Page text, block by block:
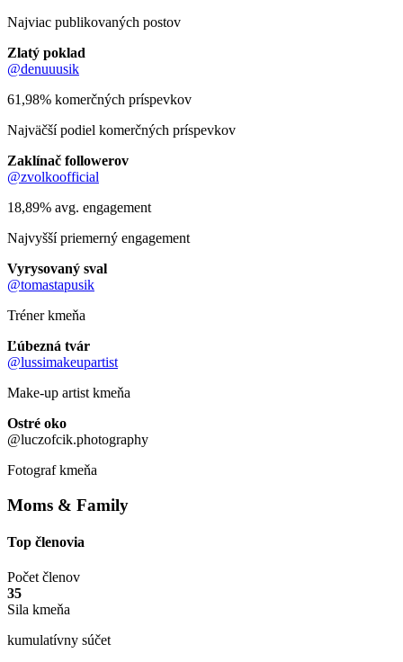
Najviac publikovaných postov
Zlatý poklad
@denuuusik
61,98% komerčných príspevkov
Najväčší podiel komerčných príspevkov
Zaklínač followerov
@zvolkoofficial
18,89% avg. engagement
Najvyšší priemerný engagement
Vyrysovaný sval
@tomastapusik
Tréner kmeňa
Ľúbezná tvár
@lussimakeupartist
Make-up artist kmeňa
Ostré oko
@luczofcik.photography
Fotograf kmeňa
Moms & Family
Top členovia
Počet členov
35
Sila kmeňa
kumulatívny súčet